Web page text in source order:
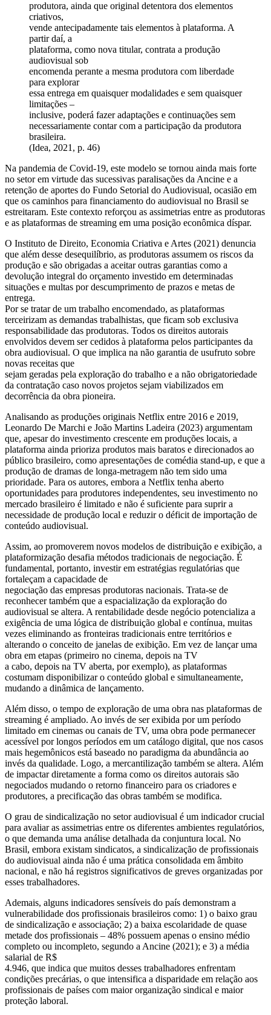
produtora, ainda que original detentora dos elementos
criativos,
vende antecipadamente tais elementos à plataforma. A
partir daí, a
plataforma, como nova titular, contrata a produção
audiovisual sob
encomenda perante a mesma produtora com liberdade
para explorar
essa entrega em quaisquer modalidades e sem quaisquer
limitações –
inclusive, poderá fazer adaptações e continuações sem
necessariamente contar com a participação da produtora
brasileira.
(Idea, 2021, p. 46)
Na pandemia de Covid-19, este modelo se tornou ainda mais forte
no setor em virtude das sucessivas paralisações da Ancine e a
retenção de aportes do Fundo Setorial do Audiovisual, ocasião em
que os caminhos para financiamento do audiovisual no Brasil se
estreitaram. Este contexto reforçou as assimetrias entre as produtoras
e as plataformas de streaming em uma posição econômica díspar.
O Instituto de Direito, Economia Criativa e Artes (2021) denuncia
que além desse desequilíbrio, as produtoras assumem os riscos da
produção e são obrigadas a aceitar outras garantias como a
devolução integral do orçamento investido em determinadas
situações e multas por descumprimento de prazos e metas de
entrega.
Por se tratar de um trabalho encomendado, as plataformas
terceirizam as demandas trabalhistas, que ficam sob exclusiva
responsabilidade das produtoras. Todos os direitos autorais
envolvidos devem ser cedidos à plataforma pelos participantes da
obra audiovisual. O que implica na não garantia de usufruto sobre
novas receitas que
sejam geradas pela exploração do trabalho e a não obrigatoriedade
da contratação caso novos projetos sejam viabilizados em
decorrência da obra pioneira.
Analisando as produções originais Netflix entre 2016 e 2019,
Leonardo De Marchi e João Martins Ladeira (2023) argumentam
que, apesar do investimento crescente em produções locais, a
plataforma ainda prioriza produtos mais baratos e direcionados ao
público brasileiro, como apresentações de comédia stand-up, e que a
produção de dramas de longa-metragem não tem sido uma
prioridade. Para os autores, embora a Netflix tenha aberto
oportunidades para produtores independentes, seu investimento no
mercado brasileiro é limitado e não é suficiente para suprir a
necessidade de produção local e reduzir o déficit de importação de
conteúdo audiovisual.
Assim, ao promoverem novos modelos de distribuição e exibição, a
plataformização desafia métodos tradicionais de negociação. É
fundamental, portanto, investir em estratégias regulatórias que
fortaleçam a capacidade de
negociação das empresas produtoras nacionais. Trata-se de
reconhecer também que a espacialização da exploração do
audiovisual se altera. A rentabilidade desde negócio potencializa a
exigência de uma lógica de distribuição global e contínua, muitas
vezes eliminando as fronteiras tradicionais entre territórios e
alterando o conceito de janelas de exibição. Em vez de lançar uma
obra em etapas (primeiro no cinema, depois na TV
a cabo, depois na TV aberta, por exemplo), as plataformas
costumam disponibilizar o conteúdo global e simultaneamente,
mudando a dinâmica de lançamento.
Além disso, o tempo de exploração de uma obra nas plataformas de
streaming é ampliado. Ao invés de ser exibida por um período
limitado em cinemas ou canais de TV, uma obra pode permanecer
acessível por longos períodos em um catálogo digital, que nos casos
mais hegemônicos está baseado no paradigma da abundância ao
invés da qualidade. Logo, a mercantilização também se altera. Além
de impactar diretamente a forma como os direitos autorais são
negociados mudando o retorno financeiro para os criadores e
produtores, a precificação das obras também se modifica.
O grau de sindicalização no setor audiovisual é um indicador crucial
para avaliar as assimetrias entre os diferentes ambientes regulatórios,
o que demanda uma análise detalhada da conjuntura local. No
Brasil, embora existam sindicatos, a sindicalização de profissionais
do audiovisual ainda não é uma prática consolidada em âmbito
nacional, e não há registros significativos de greves organizadas por
esses trabalhadores.
Ademais, alguns indicadores sensíveis do país demonstram a
vulnerabilidade dos profissionais brasileiros como: 1) o baixo grau
de sindicalização e associação; 2) a baixa escolaridade de quase
metade dos profissionais – 48% possuem apenas o ensino médio
completo ou incompleto, segundo a Ancine (2021); e 3) a média
salarial de R$
4.946, que indica que muitos desses trabalhadores enfrentam
condições precárias, o que intensifica a disparidade em relação aos
profissionais de países com maior organização sindical e maior
proteção laboral.